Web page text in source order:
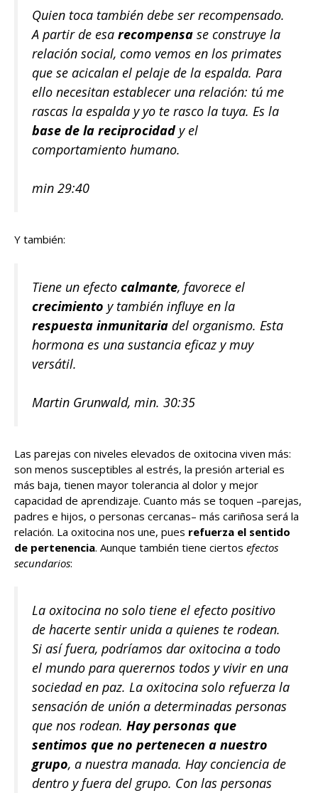
Quien toca también debe ser recompensado.
A partir de esa recompensa se construye la
relación social, como vemos en los primates
que se acicalan el pelaje de la espalda. Para
ello necesitan establecer una relación: tú me
rascas la espalda y yo te rasco la tuya. Es la
base de la reciprocidady el
comportamiento humano.
min 29:40
Y también:
Tiene un efecto calmante, favorece el
crecimiento y también influye en la
respuesta inmunitaria del organismo. Esta
hormona es una sustancia eficaz y muy
versátil.
Martin Grunwald, min. 30:35
Las parejas con niveles elevados de oxitocina viven más:
son menos susceptibles al estrés, la presión arterial es
más baja, tienen mayor tolerancia al dolor y mejor
capacidad de aprendizaje. Cuanto más se toquen –parejas,
padres e hijos, o personas cercanas– más cariñosa será la
relación. La oxitocina nos une, pues refuerza el sentido
de pertenencia. Aunque también tiene ciertos efectos
secundarios:
La oxitocina no solo tiene el efecto positivo
de hacerte sentir unida a quienes te rodean.
Si así fuera, podríamos dar oxitocina a todo
el mundo para querernos todos y vivir en una
sociedad en paz. La oxitocina solo refuerza la
sensación de unión a determinadas personas
que nos rodean. Hay personas que
sentimos que no pertenecen a nuestro
grupo, a nuestra manada. Hay conciencia de
dentro y fuera del grupo. Con las personas